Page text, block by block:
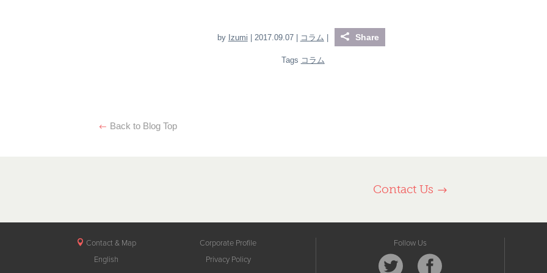
by Izumi | 2017.09.07 | コラム Share
Tags コラム
Back to Blog Top
Contact Us
Contact & Map
English
Corporate Profile
Privacy Policy
Follow Us